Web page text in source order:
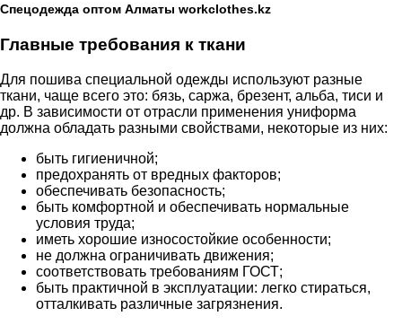
Спецодежда оптом Алматы workclothes.kz
Главные требования к ткани
Для пошива специальной одежды используют разные
ткани, чаще всего это: бязь, саржа, брезент, альба, тиси и
др. В зависимости от отрасли применения униформа
должна обладать разными свойствами, некоторые из них:
быть гигиеничной;
предохранять от вредных факторов;
обеспечивать безопасность;
быть комфортной и обеспечивать нормальные
условия труда;
иметь хорошие износостойкие особенности;
не должна ограничивать движения;
соответствовать требованиям ГОСТ;
быть практичной в эксплуатации: легко стираться,
отталкивать различные загрязнения.